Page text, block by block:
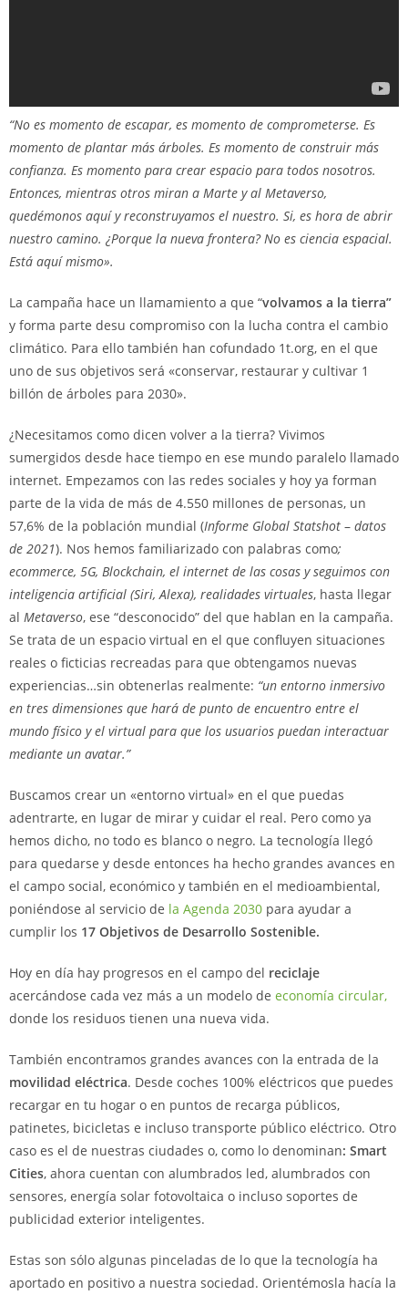
“No es momento de escapar, es momento de comprometerse. Es
momento de plantar más árboles. Es momento de construir más
confianza. Es momento para crear espacio para todos nosotros.
Entonces, mientras otros miran a Marte y al Metaverso,
quedémonos aquí y reconstruyamos el nuestro. Si, es hora de abrir
nuestro camino. ¿Porque la nueva frontera? No es ciencia espacial.
Está aquí mismo».
La campaña hace un llamamiento a que “volvamos a la tierra”
y forma parte desu compromiso con la lucha contra el cambio
climático. Para ello también han cofundado 1t.org, en el que
uno de sus objetivos será «conservar, restaurar y cultivar 1
billón de árboles para 2030».
¿Necesitamos como dicen volver a la tierra? Vivimos
sumergidos desde hace tiempo en ese mundo paralelo llamado
internet. Empezamos con las redes sociales y hoy ya forman
parte de la vida de más de 4.550 millones de personas, un
57,6% de la población mundial (Informe Global Statshot – datos
de 2021). Nos hemos familiarizado con palabras como;
ecommerce, 5G, Blockchain, el internet de las cosas y seguimos con
inteligencia artificial (Siri, Alexa), realidades virtuales, hasta llegar
al Metaverso, ese “desconocido” del que hablan en la campaña.
Se trata de un espacio virtual en el que confluyen situaciones
reales o ficticias recreadas para que obtengamos nuevas
experiencias…sin obtenerlas realmente: “un entorno inmersivo
en tres dimensiones que hará de punto de encuentro entre el
mundo físico y el virtual para que los usuarios puedan interactuar
mediante un avatar.”
Buscamos crear un «entorno virtual» en el que puedas
adentrarte, en lugar de mirar y cuidar el real. Pero como ya
hemos dicho, no todo es blanco o negro. La tecnología llegó
para quedarse y desde entonces ha hecho grandes avances en
el campo social, económico y también en el medioambiental,
poniéndose al servicio de la Agenda 2030 para ayudar a
cumplir los 17 Objetivos de Desarrollo Sostenible.
Hoy en día hay progresos en el campo del reciclaje
acercándose cada vez más a un modelo de economía circular,
donde los residuos tienen una nueva vida.
También encontramos grandes avances con la entrada de la
movilidad eléctrica. Desde coches 100% eléctricos que puedes
recargar en tu hogar o en puntos de recarga públicos,
patinetes, bicicletas e incluso transporte público eléctrico. Otro
caso es el de nuestras ciudades o, como lo denominan: Smart
Cities, ahora cuentan con alumbrados led, alumbrados con
sensores, energía solar fotovoltaica o incluso soportes de
publicidad exterior inteligentes.
Estas son sólo algunas pinceladas de lo que la tecnología ha
aportado en positivo a nuestra sociedad. Orientémosla hacía la